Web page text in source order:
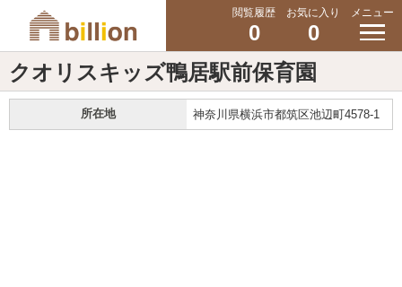
閲覧履歴
0
お気に入り
0
メニュー
クオリスキッズ鴨居駅前保育園
所在地 神奈川県横浜市都筑区池辺町4578-1